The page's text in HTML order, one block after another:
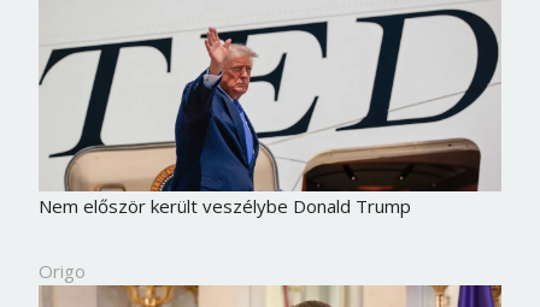
Nem először került veszélybe Donald Trump
Origo